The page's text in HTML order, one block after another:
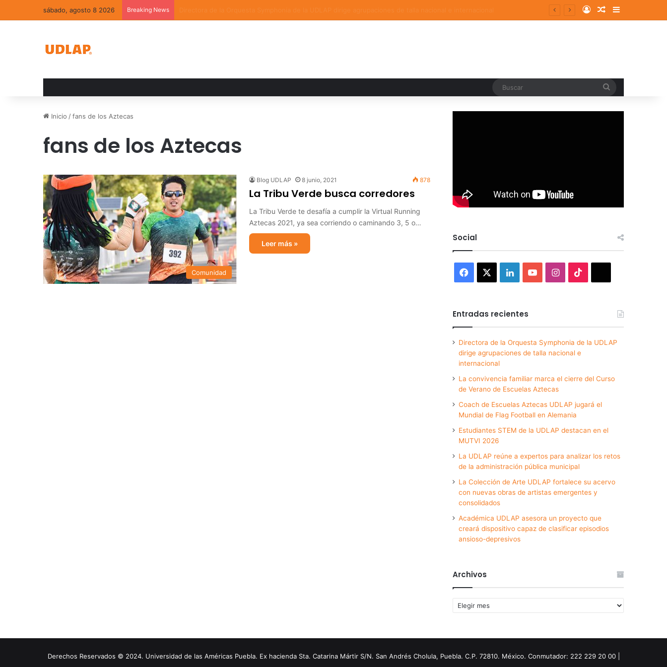
sábado, agosto 8 2026 Breaking News Log InRandom Article
Sidebar
Inicio /fans de los Aztecas
fans de los Aztecas
Comunidad
Blog UDLAP 8 junio, 2021 878
La Tribu Verde busca corredores
La Tribu Verde te desafía a cumplir la Virtual Running
Aztecas 2021, ya sea corriendo o caminando 3, 5 o…
Leer más »
Social
Facebook LinkedInYouTubeInstagram
Entradas recientes
Directora de la Orquesta Symphonia de la UDLAP
dirige agrupaciones de talla nacional e
internacional
La convivencia familiar marca el cierre del Curso
de Verano de Escuelas Aztecas
Coach de Escuelas Aztecas UDLAP jugará el
Mundial de Flag Football en Alemania
Estudiantes STEM de la UDLAP destacan en el
MUTVI 2026
La UDLAP reúne a expertos para analizar los retos
de la administración pública municipal
La Colección de Arte UDLAP fortalece su acervo
con nuevas obras de artistas emergentes y
consolidados
Académica UDLAP asesora un proyecto que
creará dispositivo capaz de clasificar episodios
ansioso-depresivos
Archivos
Archivos
Derechos Reservados © 2024. Universidad de las Américas Puebla. Ex hacienda Sta. Catarina Mártir S/N. San Andrés Cholula, Puebla. C.P. 72810. México. Conmutador: 222 229 20 00 |